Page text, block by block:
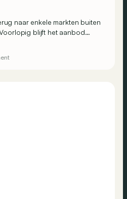
naar enkele markten buiten
blijft het aanbod